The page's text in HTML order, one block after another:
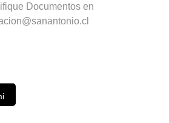
Documentos en